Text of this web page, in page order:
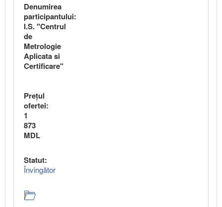
Denumirea
participantului:
I.S. "Centrul
de
Metrologie
Aplicata si
Certificare"
Preţul
ofertei:
1
873
MDL
Statut:
Învingător